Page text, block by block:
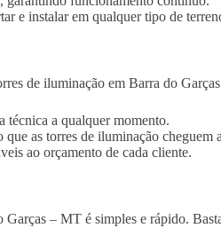
e instalar em qualquer tipo de
de iluminação em Barra do
técnica a qualquer momento.
as torres de iluminação cheguem
ao orçamento de cada cliente.
– MT é simples e rápido.